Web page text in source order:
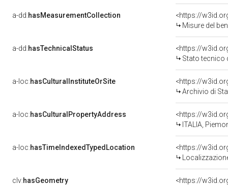
a-dd:hasMeasurementCollection
<https://
Misure del
a-dd:hasTechnicalStatus
<https://
Stato tecnico
a-loc:hasCulturalInstituteOrSite
<https://
Archivio di
a-loc:hasCulturalPropertyAddress
<https://
ITALIA,
a-loc:hasTimeIndexedTypedLocation
<https://
clv:hasGeometry
<https://